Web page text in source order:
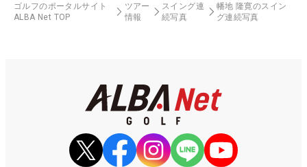
ゴルフのポータルサイト
ALBA Net TOP
ツアー
情報
スイング連
続写真
幡地 隆寛のスイン
グ連続写真